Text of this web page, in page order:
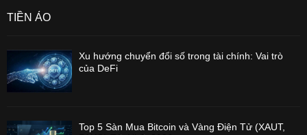
TIỀN ẢO
Xu hướng chuyển đổi số trong tài chính: Vai trò
của DeFi
Top 5 Sàn Mua Bitcoin và Vàng Điện Tử (XAUT,